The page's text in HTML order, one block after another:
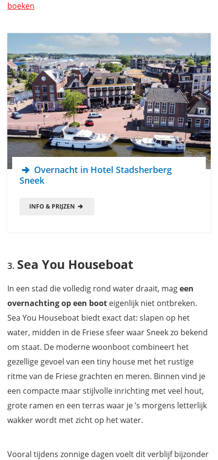
boeken
Overnacht in Hotel Stadsherberg
Sneek
INFO & PRIJZEN
Sea You Houseboat
In een stad die volledig rond water draait, mageen
overnachting op een boot eigenlijk niet ontbreken.
Sea You Houseboat biedt exact dat: slapen op het
water, midden in de Friese sfeer waar Sneek zo bekend
om staat. De moderne woonboot combineert het
gezellige gevoel van een tiny house met het rustige
ritme van de Friese grachten en meren. Binnen vind je
een compacte maar stijlvolle inrichting met veel hout,
grote ramen en een terras waar je ’s morgens letterlijk
wakker wordt met zicht op het water.
Vooral tijdens zonnige dagen voelt dit verblijf bijzonder